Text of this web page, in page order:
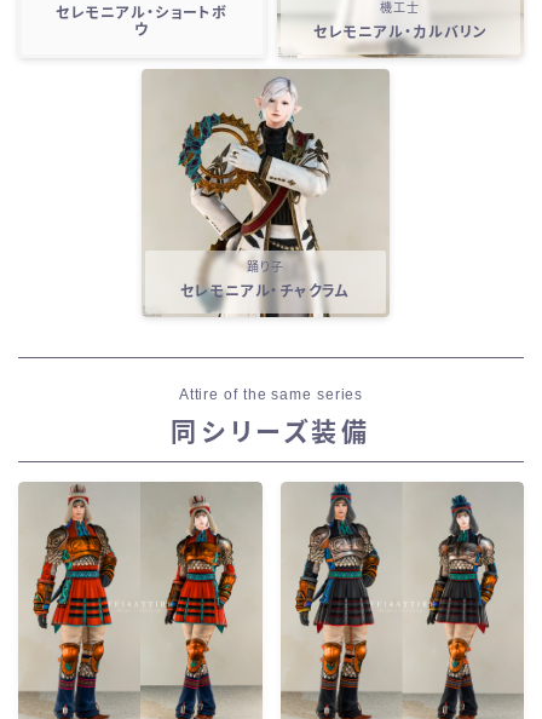
セレモニアル・ショートボ
ウ
機工士
セレモニアル・カルバリン
踊り子
セレモニアル・チャクラム
Attire of the same series
同シリーズ装備